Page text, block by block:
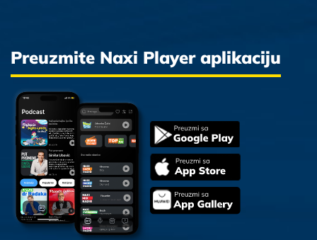
Preuzmite Naxi Player aplikaciju